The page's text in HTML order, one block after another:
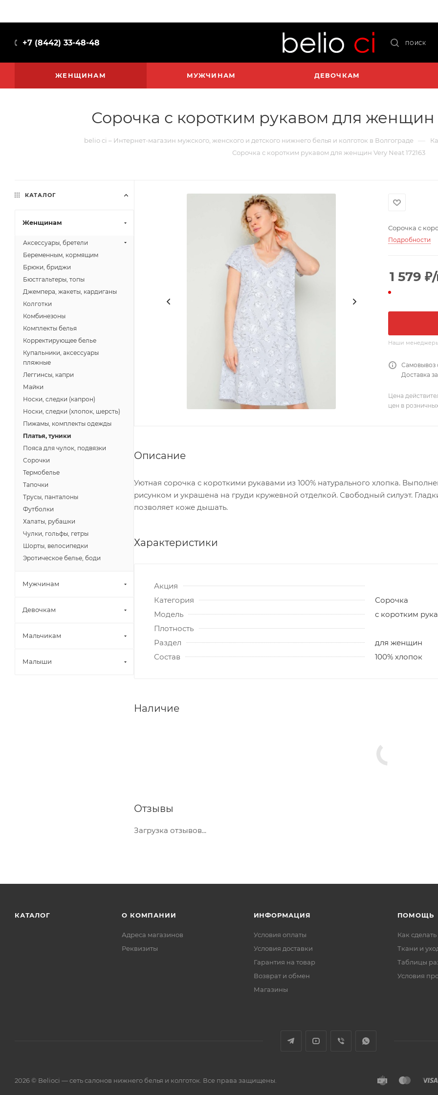
+7 (8442) 33-48-48 ПОИСК
ЖЕНЩИНАМ МУЖЧИНАМ ДЕВОЧКАМ
Сорочка с коротким рукавом для женщин
belio ci – Интернет-магазин мужского, женского и детского нижнего белья и колготок в Волгограде —
Сорочка с коротким рукавом для женщин Very Neat 172163
Сорочка с
Подробности
1 579 ₽
Наши менеджеры
Самовывоз
Доставка
Цена
цен в
Описание
Уютная сорочка с короткими рукавами из 100% натурального хлопка.
рисунком и украшена на груди кружевной отделкой. Свободный силуэт.
позволяет коже дышать.
Характеристики
Акция
Категория
Сорочка
Модель
с коротким
Плотность
Раздел
для женщин
Состав
100% хлопок
Наличие
Отзывы
Загрузка отзывов...
КАТАЛОГ
Женщинам
Аксессуары, бретели
Беременным, кормящим
Брюки, бриджи
Бюстгальтеры, топы
Джемпера, жакеты, кардиганы
Колготки
Комбинезоны
Комплекты белья
Корректирующее белье
Купальники, аксессуары
пляжные
Леггинсы, капри
Майки
Носки, следки (капрон)
Носки, следки (хлопок, шерсть)
Пижамы, комплекты одежды
Платья, туники
Пояса для чулок, подвязки
Сорочки
Термобелье
Тапочки
Трусы, панталоны
Футболки
Халаты, рубашки
Чулки, гольфы, гетры
Шорты, велосипедки
Эротическое белье, боди
Мужчинам
Девочкам
Мальчикам
Малыши
КАТАЛОГ О КОМПАНИИ
Адреса магазинов
Реквизиты
ИНФОРМАЦИЯ
Условия оплаты
Условия доставки
Гарантия на товар
Возврат и обмен
Магазины
ПОМОЩЬ
Как сделать
Ткани и
Таблицы
Условия
2026 © Belioci — сеть салонов нижнего белья и колготок. Все права защищены.